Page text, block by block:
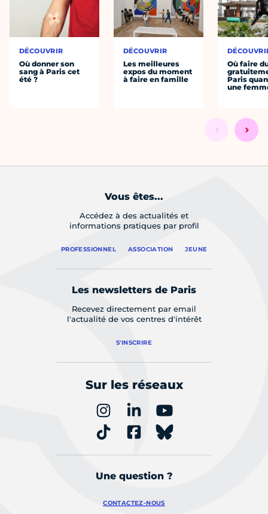
DÉCOUVRIR
Où donner son
sang à Paris cet
été ?
DÉCOUVRIR
Les meilleures
expos du moment
à faire en famille
Où faire
Paris
une
Vous êtes...
Accédez à des actualités et
informations pratiques par profil
PROFESSIONNEL ASSOCIATION JEUNE
Les newsletters de Paris
Recevez directement par email
l'actualité de vos centres d'intérêt
S'INSCRIRE
Sur les réseaux
Une question ?
CONTACTEZ-NOUS